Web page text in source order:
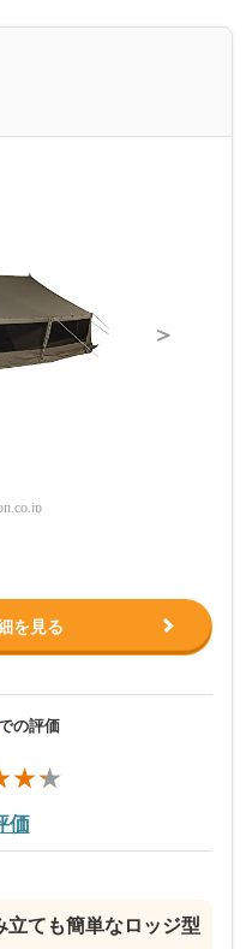
＞
を見る
の評価
価
ても簡単なロッジ型